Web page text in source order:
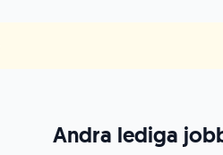
Andra lediga